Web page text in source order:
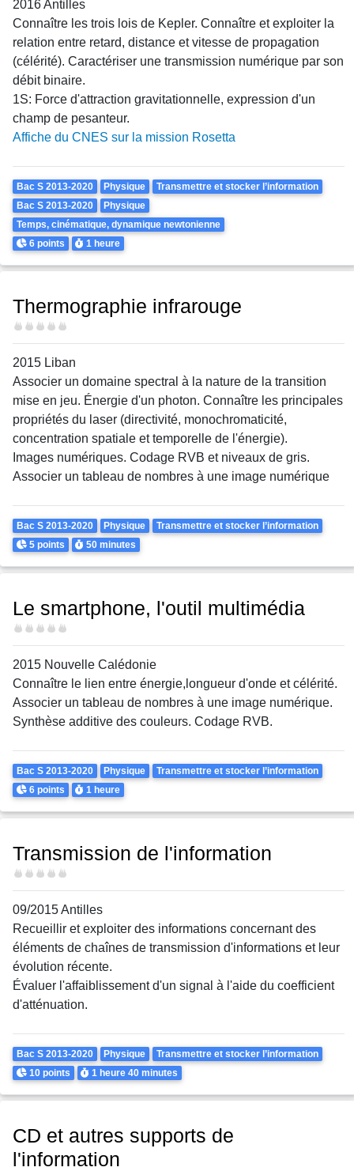
2016 Antilles
Connaître les trois lois de Kepler. Connaître et exploiter la
relation entre retard, distance et vitesse de propagation
(célérité). Caractériser une transmission numérique par son
débit binaire.
1S: Force d'attraction gravitationnelle, expression d'un
champ de pesanteur.
Affiche du CNES sur la mission Rosetta
Theme
Bac S 2013-2020 Physique
Transmettre et stocker l’information
Bac S 2013-2020
Physique
Temps, cinématique, dynamique newtonienne
Points
6 points Durée
1 heure
Thermographie infrarouge
Difficulté
2015 Liban
Associer un domaine spectral à la nature de la transition
mise en jeu. Énergie d'un photon. Connaître les principales
propriétés du laser (directivité, monochromaticité,
concentration spatiale et temporelle de l'énergie).
Images numériques. Codage RVB et niveaux de gris.
Associer un tableau de nombres à une image numérique
Theme
Bac S 2013-2020 Physique Transmettre et stocker l’information
Points
5 points Durée
50 minutes
Le smartphone, l'outil multimédia
Difficulté
2015 Nouvelle Calédonie
Connaître le lien entre énergie,longueur d'onde et célérité.
Associer un tableau de nombres à une image numérique.
Synthèse additive des couleurs. Codage RVB.
Theme
Bac S 2013-2020 Physique Transmettre et stocker l’information
Points
6 points Durée
1 heure
Transmission de l'information
Difficulté
09/2015 Antilles
Recueillir et exploiter des informations concernant des
éléments de chaînes de transmission d'informations et leur
évolution récente.
Évaluer l'affaiblissement d'un signal à l'aide du coefficient
d'atténuation.
Theme
Bac S 2013-2020 Physique Transmettre et stocker l’information
Points
10 points Durée
1 heure40 minutes
CD et autres supports de
l'information